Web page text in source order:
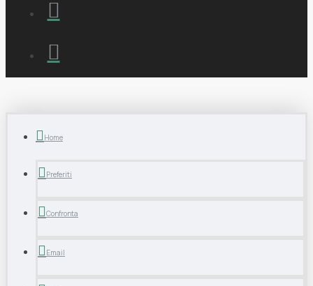
Home
Preferiti
Confronta
Email